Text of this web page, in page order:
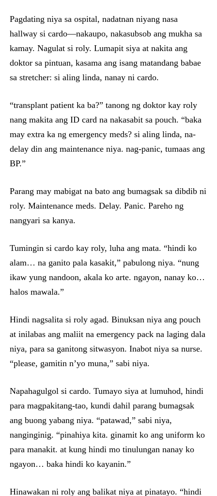
Pagdating niya sa ospital, nadatnan niyang nasa
hallway si cardo—nakaupo, nakasubsob ang mukha sa
kamay. Nagulat si roly. Lumapit siya at nakita ang
doktor sa pintuan, kasama ang isang matandang babae
sa stretcher: si aling linda, nanay ni cardo.
“transplant patient ka ba?” tanong ng doktor kay roly
nang makita ang ID card na nakasabit sa pouch. “baka
may extra ka ng emergency meds? si aling linda, na-
delay din ang maintenance niya. nag-panic, tumaas ang
BP.”
Parang may mabigat na bato ang bumagsak sa dibdib ni
roly. Maintenance meds. Delay. Panic. Pareho ng
nangyari sa kanya.
Tumingin si cardo kay roly, luha ang mata. “hindi ko
alam… na ganito pala kasakit,” pabulong niya. “nung
ikaw yung nandoon, akala ko arte. ngayon, nanay ko…
halos mawala.”
Hindi nagsalita si roly agad. Binuksan niya ang pouch
at inilabas ang maliit na emergency pack na laging dala
niya, para sa ganitong sitwasyon. Inabot niya sa nurse.
“please, gamitin n’yo muna,” sabi niya.
Napahagulgol si cardo. Tumayo siya at lumuhod, hindi
para magpakitang-tao, kundi dahil parang bumagsak
ang buong yabang niya. “patawad,” sabi niya,
nanginginig. “pinahiya kita. ginamit ko ang uniform ko
para manakit. at kung hindi mo tinulungan nanay ko
ngayon… baka hindi ko kayanin.”
Hinawakan ni roly ang balikat niya at pinatayo. “hindi